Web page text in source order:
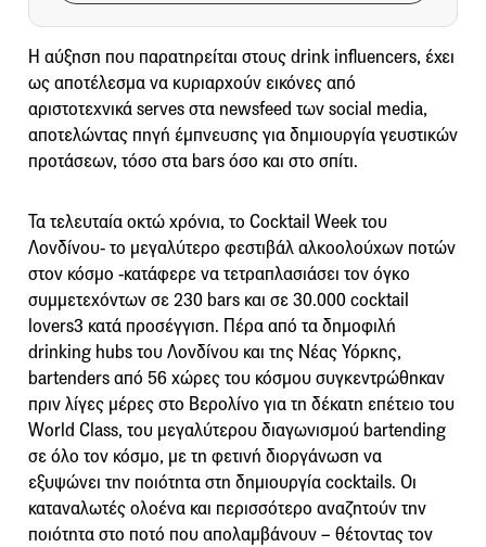
Η αύξηση που παρατηρείται στους drink influencers, έχει
ως αποτέλεσμα να κυριαρχούν εικόνες από
αριστοτεχνικά serves στα newsfeed των social media,
αποτελώντας πηγή έμπνευσης για δημιουργία γευστικών
προτάσεων, τόσο στα bars όσο και στο σπίτι.
Τα τελευταία οκτώ χρόνια, το Cocktail Week του
Λονδίνου- το μεγαλύτερο φεστιβάλ αλκοολούχων ποτών
στον κόσμο -κατάφερε να τετραπλασιάσει τον όγκο
συμμετεχόντων σε 230 bars και σε 30.000 cocktail
lovers3 κατά προσέγγιση. Πέρα από τα δημοφιλή
drinking hubs του Λονδίνου και της Νέας Υόρκης,
bartenders από 56 χώρες του κόσμου συγκεντρώθηκαν
πριν λίγες μέρες στο Βερολίνο για τη δέκατη επέτειο του
World Class, του μεγαλύτερου διαγωνισμού bartending
σε όλο τον κόσμο, με τη φετινή διοργάνωση να
εξυψώνει την ποιότητα στη δημιουργία cocktails. Οι
καταναλωτές ολοένα και περισσότερο αναζητούν την
ποιότητα στο ποτό που απολαμβάνουν – θέτοντας τον